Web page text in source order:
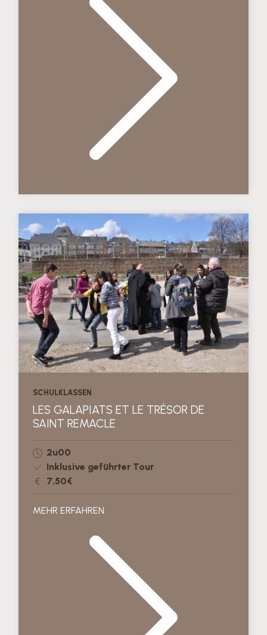
SCHULKLASSEN
LES GALAPIATS ET LE TRÉSOR DE
SAINT REMACLE
2u00
Inklusive geführter Tour
7.50€
MEHR ERFAHREN